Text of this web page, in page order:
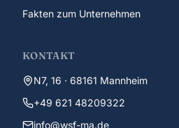
Fakten zum Unternehmen
KONTAKT
N7, 16 · 68161 Mannheim
+49 621 48209322
info@wsf-ma.de